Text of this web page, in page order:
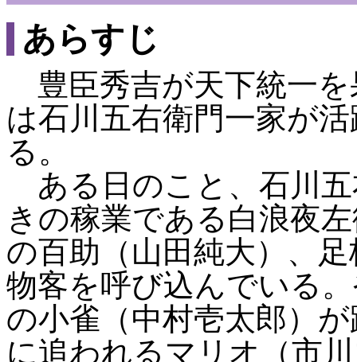
あらすじ
豊臣秀吉が天下統一
は石川五右衛門一家が
る。
ある日のこと、石川五
きの稼業である白浪夜
の百助（山田純大）、
物客を呼び込んでいる
の小雀（中村壱太郎）
に追われるマリオ（市